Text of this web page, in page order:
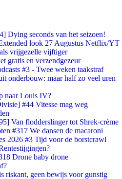
Dying seconds van het seizoen!
look 27 Augustus Netflix/YT
vrijgezelle vijftiger
gratis en verzendgezeur
#3 - Twee weken taakstraf
onderbouw: maar half zo veel uren
naar Louis IV?
#44 Vitesse mag weg
Van flodderslinger tot Shrek-crème
#317 We dansen de macaroni
2026 #3 Tijd voor de borstcrawl
Drone baby drone
riskant, geen bewijs voor gunstig